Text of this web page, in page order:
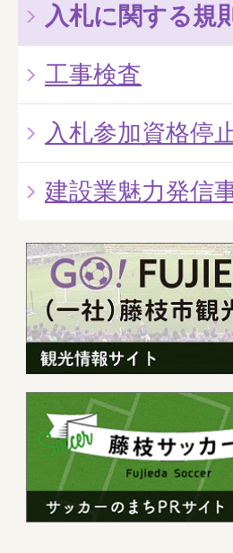
入札に関する規
工事検査
入札参加資格停
建設業魅力発信